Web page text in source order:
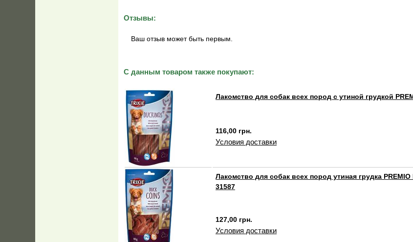
Отзывы:
Ваш отзыв может быть первым.
С данным товаром также покупают:
Лакомство для собак всех пород с утиной грудкой
116,00 грн.
Условия доставки
Лакомство для собак всех пород утиная грудка
31587
127,00 грн.
Условия доставки